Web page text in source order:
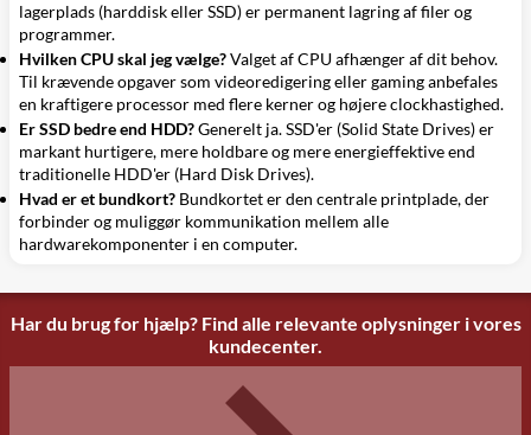
lagerplads (harddisk eller SSD) er permanent lagring af filer og
programmer.
Hvilken CPU skal jeg vælge?Valget af CPU afhænger af dit behov.
Til krævende opgaver som videoredigering eller gaming anbefales
en kraftigere processor med flere kerner og højere clockhastighed.
Er SSD bedre end HDD?Generelt ja. SSD'er (Solid State Drives) er
markant hurtigere, mere holdbare og mere energieffektive end
traditionelle HDD'er (Hard Disk Drives).
Hvad er et bundkort? Bundkortet er den centrale printplade, der
forbinder og muliggør kommunikation mellem alle
hardwarekomponenter i en computer.
Har du brug for hjælp? Find alle relevante oplysninger i vores
kundecenter.